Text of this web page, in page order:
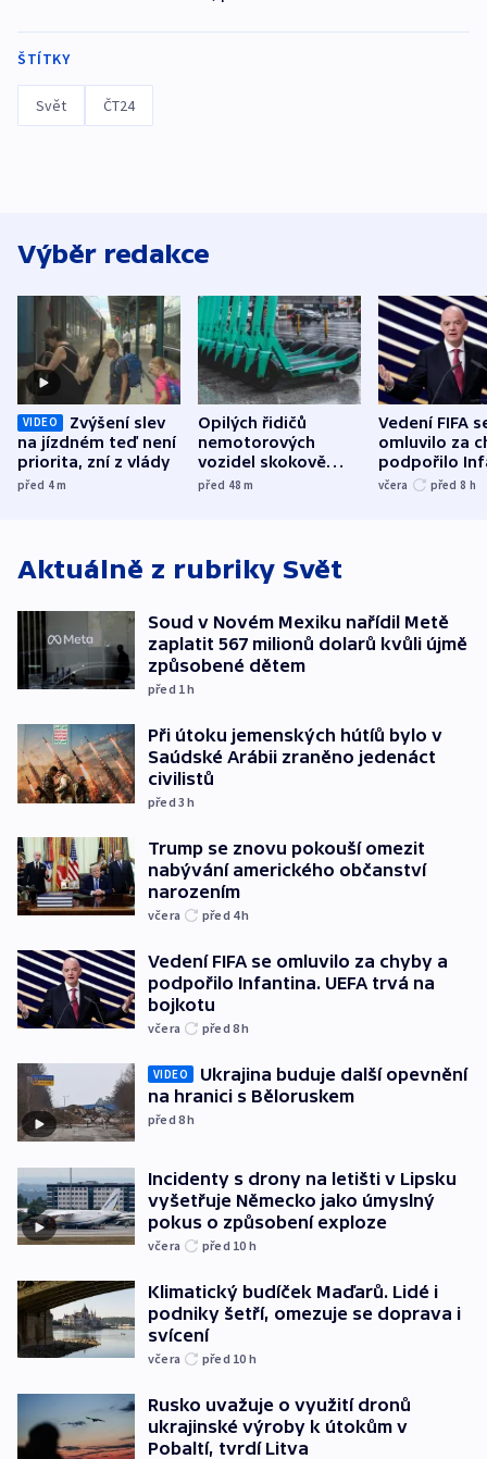
ŠTÍTKY
Svět ČT24
Výběr redakce
VIDEO
Zvýšení slev
na jízdném teď není
priorita, zní z vlády
před 4m
Opilých řidičů
nemotorových
vozidel skokově
přibylo, nejvíc ve
před 48m
Vedení FIFA
omluvilo za
podpořilo
UEFA trvá na
včera před 8 h
Aktuálně z rubriky Svět
Soud v Novém Mexiku nařídil Metě
zaplatit 567 milionů dolarů kvůli újmě
způsobené dětem
před 1h
Při útoku jemenských hútíů bylo v
Saúdské Arábii zraněno jedenáct
civilistů
před 3h
Trump se znovu pokouší omezit
nabývání amerického občanství
narozením
včera před 4h
Vedení FIFA se omluvilo za chyby a
podpořilo Infantina. UEFA trvá na
bojkotu
včera před 8h
VIDEO
Ukrajina buduje další opevnění
na hranici s Běloruskem
před 8h
Incidenty s drony na letišti v Lipsku
vyšetřuje Německo jako úmyslný
pokus o způsobení exploze
včera před 10 h
Klimatický budíček Maďarů. Lidé i
podniky šetří, omezuje se doprava i
svícení
včera před 10 h
Rusko uvažuje o využití dronů
ukrajinské výroby k útokům v
Pobaltí, tvrdí Litva